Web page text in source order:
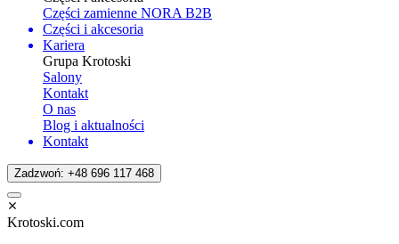
Części zamienne NORA B2B
Części i akcesoria
Kariera
Grupa Krotoski
Salony
Kontakt
O nas
Blog i aktualności
Kontakt
Zadzwoń: +48 696 117 468
Krotoski.com